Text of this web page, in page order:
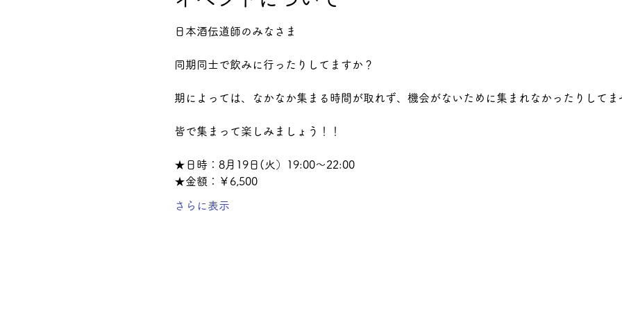
日本酒伝道師のみなさま
同期同士で飲みに行ったりしてますか？
期によっては、なかなか集まる時間が取れず、機会がないために集まれなかったりしてま
皆で集まって楽しみましょう！！
★日時：8月19日(火）19:00～22:00
★金額：￥6,500
さらに表示